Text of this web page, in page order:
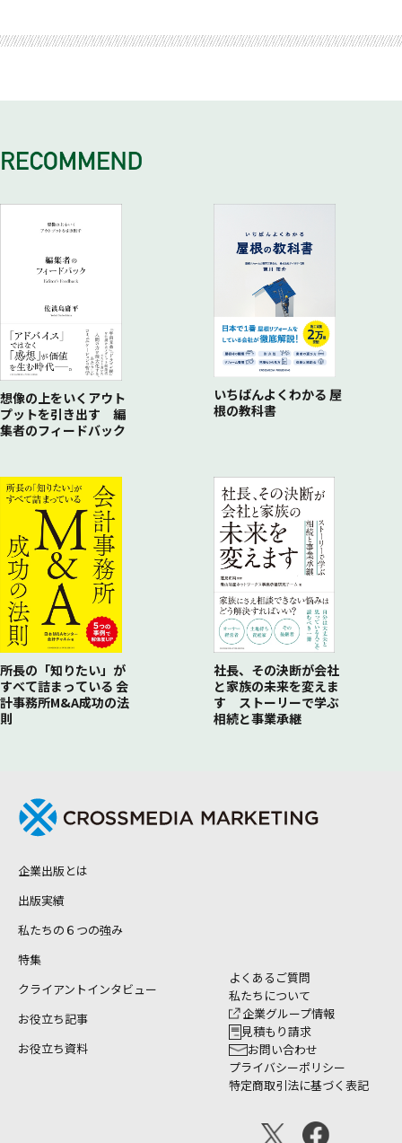
アイデアを生むための発想法
K-Matrix発想法
STEP 1｜行動でテーマを設定する
STEP 4｜生活ニーズと生活者の状況・制約を強制的に掛け合
手段（技術）を考える上での発想の壁
技術探索の手順
STEP 1｜価値を体系化し、実現すべき価値を明確にする
STEP 2｜アナロジーによって技術アイデアを発想する
「FA法」で発想の壁を越える
ニーズを満たす「魅力度」
他との違いを測る「新奇性」
新奇性が高いものの評価は難しい
「適社性」はやりやすさではない・
「事業性」は市場規模でなく収益性で判断する
「優位性マップ」で価値の差別化を図る
「優位性マップ」を作成する
「利用プロセス」で利用シーンを具体化する
売り上げを予測する
ターゲットユーザー数、シェアの仮説を立てる
価格を設定する
普及の期間は何で決まるか
投資額を見積もる
「ビジネススタートアッププラン」の完成
良さを伝える
顧客に仮説をぶつける
顧客の声を聞く
速く、小さく回すために
なぜ新しいものは社内で嫌われるか
既存と新規のギャップ
組織文化を形作るもの
全体戦略｜組織の姿勢を明確にする
る
チーム｜困難を突破するチーム
想像の上をいくアウト
プットを引き出す 編
集者のフィードバック
いちばんよくわかる 屋
根の教科書
所長の「知りたい」が
すべて詰まっている 会
計事務所M&A成功の法
則
社長、その決断が会社
と家族の未来を変えま
す ストーリーで学ぶ
相続と事業承継
企業出版とは
出版実績
私たちの６つの強み
特集
クライアントインタビュー
お役立ち記事
お役立ち資料
よくあるご質問
私たちについて
企業グループ情報
見積もり請求
お問い合わせ
プライバシーポリシー
特定商取引法に基づく表記